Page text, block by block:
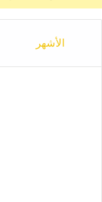
الأشهر